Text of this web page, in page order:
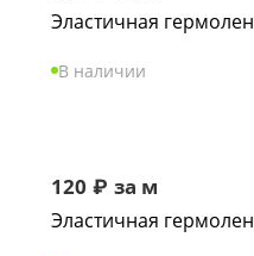
Эластичная
В наличии
120 ₽ за м
Эластичная